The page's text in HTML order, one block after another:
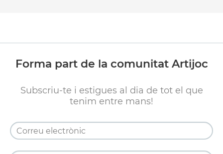
Forma part de la comunitat Artijoc
Subscriu-te i estigues al dia de tot el que
tenim entre mans!